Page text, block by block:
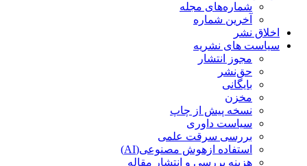
شماره‌های مجله
آخرین شماره
اخلاق نشر
سیاست های نشریه
مجوز انتشار
حق‌نشر
بایگانی
مخزن
نسخه پیش از چاپ
سیاست داوری
بررسی سرقت علمی
استفاده ازهوش مصنوعی(AI)
هزینه بررسی و انتشار مقاله